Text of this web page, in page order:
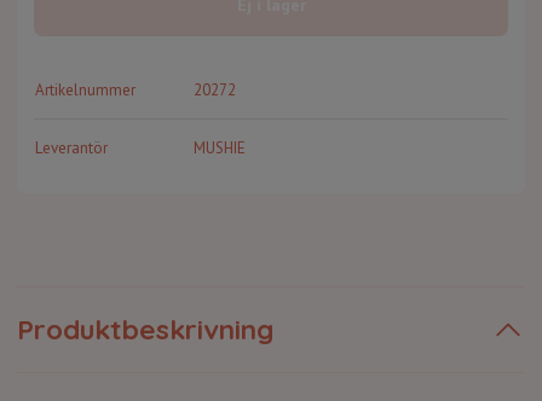
Artikelnummer 20272
Leverantör MUSHIE
Produktbeskrivning